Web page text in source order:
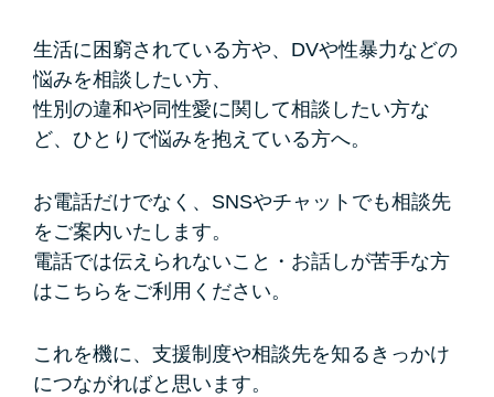
生活に困窮されている方や、DVや性暴力などの
悩みを相談したい方、
性別の違和や同性愛に関して相談したい方な
ど、ひとりで悩みを抱えている方へ。
お電話だけでなく、SNSやチャットでも相談先
をご案内いたします。
電話では伝えられないこと・お話しが苦手な方
はこちらをご利用ください。
これを機に、支援制度や相談先を知るきっかけ
につながればと思います。